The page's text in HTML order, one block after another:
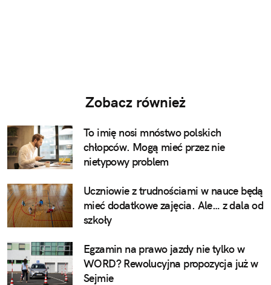
Zobacz również
To imię nosi mnóstwo polskich
chłopców. Mogą mieć przez nie
nietypowy problem
Uczniowie z trudnościami w nauce będą
mieć dodatkowe zajęcia. Ale… z dala od
szkoły
Egzamin na prawo jazdy nie tylko w
WORD? Rewolucyjna propozycja już w
Sejmie